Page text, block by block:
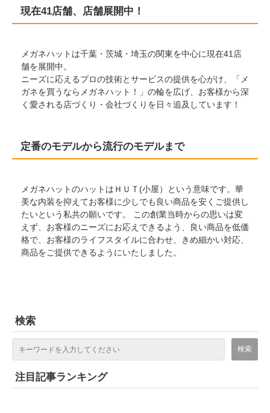
現在41店舗、店舗展開中！
メガネハットは千葉・茨城・埼玉の関東を中心に現在41店
舗を展開中。
ニーズに応えるプロの技術とサービスの提供を心がけ、「メ
ガネを買うならメガネハット！」の輪を広げ、お客様から深
く愛される店づくり・会社づくりを日々追及しています！
定番のモデルから流行のモデルまで
メガネハットのハットはＨＵＴ(小屋）という意味です。華
美な内装を抑えてお客様に少しでも良い商品を安くご提供し
たいという私共の願いです。 この創業当時からの思いは変
えず、お客様のニーズにお応えできるよう、良い商品を低価
格で、お客様のライフスタイルに合わせ、きめ細かい対応、
商品をご提供できるようにいたしました。
検索
注目記事ランキング